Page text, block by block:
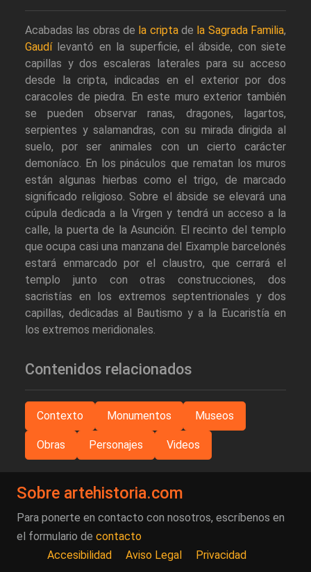
Acabadas las obras de la criptade la Sagrada Familia,
Gaudílevantó en la superficie, el ábside, con siete
capillas y dos escaleras laterales para su acceso
desde la cripta, indicadas en el exterior por dos
caracoles de piedra. En este muro exterior también
se pueden observar ranas, dragones, lagartos,
serpientes y salamandras, con su mirada dirigida al
suelo, por ser animales con un cierto carácter
demoníaco. En los pináculos que rematan los muros
están algunas hierbas como el trigo, de marcado
significado religioso. Sobre el ábside se elevará una
cúpula dedicada a la Virgen y tendrá un acceso a la
calle, la puerta de la Asunción. El recinto del templo
que ocupa casi una manzana del Eixample barcelonés
estará enmarcado por el claustro, que cerrará el
templo junto con otras construcciones, dos
sacristías en los extremos septentrionales y dos
capillas, dedicadas al Bautismo y a la Eucaristía en
los extremos meridionales.
Contenidos relacionados
Contexto Monumentos Museos
Obras Personajes Videos
Sobre artehistoria.com
Para ponerte en contacto con nosotros, escríbenos en
el formulario de contacto
Accesibilidad
Aviso Legal Privacidad